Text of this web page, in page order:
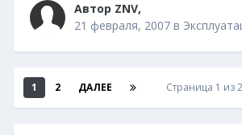
Автор ZNV,
21 февраля, 2007 в
1 2 ДАЛЕЕ Страница 1 из 2